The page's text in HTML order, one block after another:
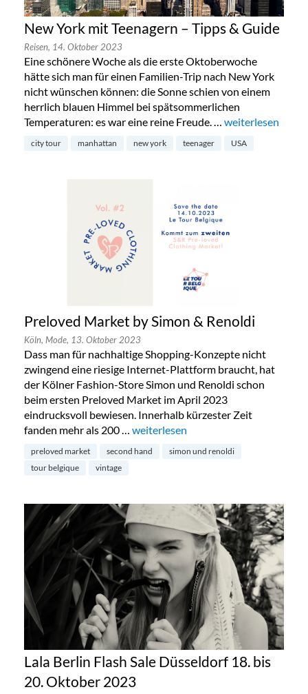
New York mit Teenagern – Tipps & Guide
Reisen, 14. Oktober 2023
Eine schönere Woche als die erste Oktoberwoche
hätte sich man für einen Familien-Trip nach New York
nicht wünschen können: die Sonne schien von einem
herrlich blauen Himmel bei spätsommerlichen
Temperaturen: es war eine reine Freude. … „New York mit
weiterlesen
city tour manhattan new york teenager USA
Preloved Market by Simon & Renoldi
Köln, Mode, 13. Oktober 2023
Dass man für nachhaltige Shopping-Konzepte nicht
zwingend eine riesige Internet-Plattform braucht, hat
der Kölner Fashion-Store Simon und Renoldi schon
beim ersten Preloved Market im April 2023
eindrucksvoll bewiesen. Innerhalb kürzester Zeit
fanden mehr als 200 … „Preloved Market by Simon &
weiterlesen
preloved market second hand
simon und renoldi
tour belgique
vintage
Lala Berlin Flash Sale Düsseldorf 18. bis
20. Oktober 2023